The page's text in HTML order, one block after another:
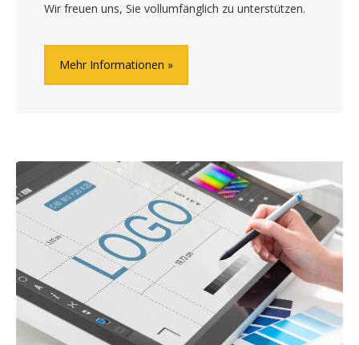
Wir freuen uns, Sie vollumfänglich zu unterstützen.
Mehr Informationen